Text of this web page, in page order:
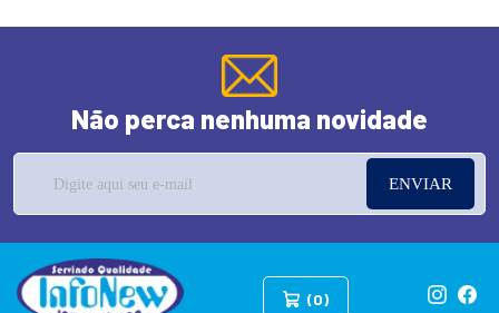
Não perca nenhuma novidade
ENVIAR
(0)